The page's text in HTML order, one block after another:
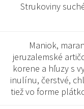
Strukoviny
Maniok,
jeruzalemské
korene a hľuzy s
inulínu, čerstvé,
tiež vo forme